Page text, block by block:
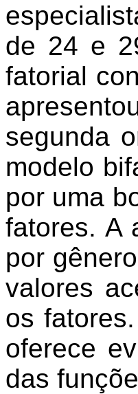
de 24 e
fatorial
segunda
modelo
por uma
fatores. A
por
valores
os
oferece
das